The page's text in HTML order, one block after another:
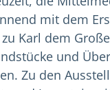
mit dem
Karl dem
und
Zu den